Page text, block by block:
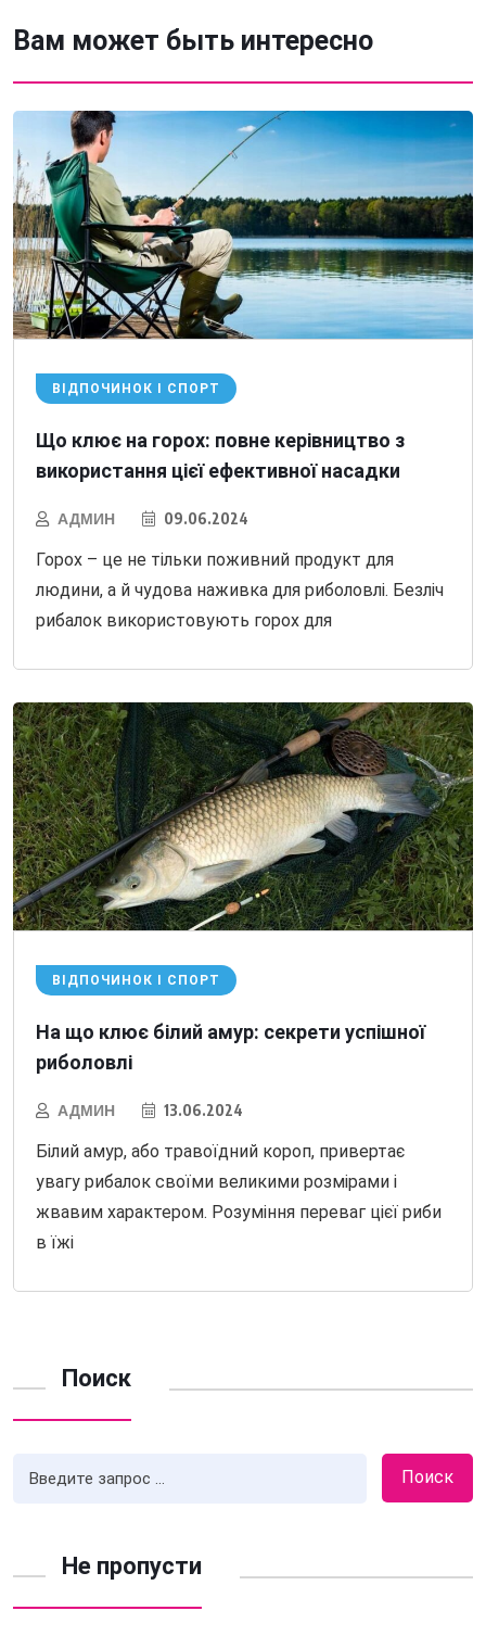
Вам может быть интересно
ВІДПОЧИНОК І СПОРТ
Що клює на горох: повне керівництво з
використання цієї ефективної насадки
АДМИН 09.06.2024
Горох – це не тільки поживний продукт для
людини, а й чудова наживка для риболовлі. Безліч
рибалок використовують горох для
ВІДПОЧИНОК І СПОРТ
На що клює білий амур: секрети успішної
риболовлі
АДМИН 13.06.2024
Білий амур, або травоїдний короп, привертає
увагу рибалок своїми великими розмірами і
жвавим характером. Розуміння переваг цієї риби
в їжі
Поиск
Поиск
Не пропусти